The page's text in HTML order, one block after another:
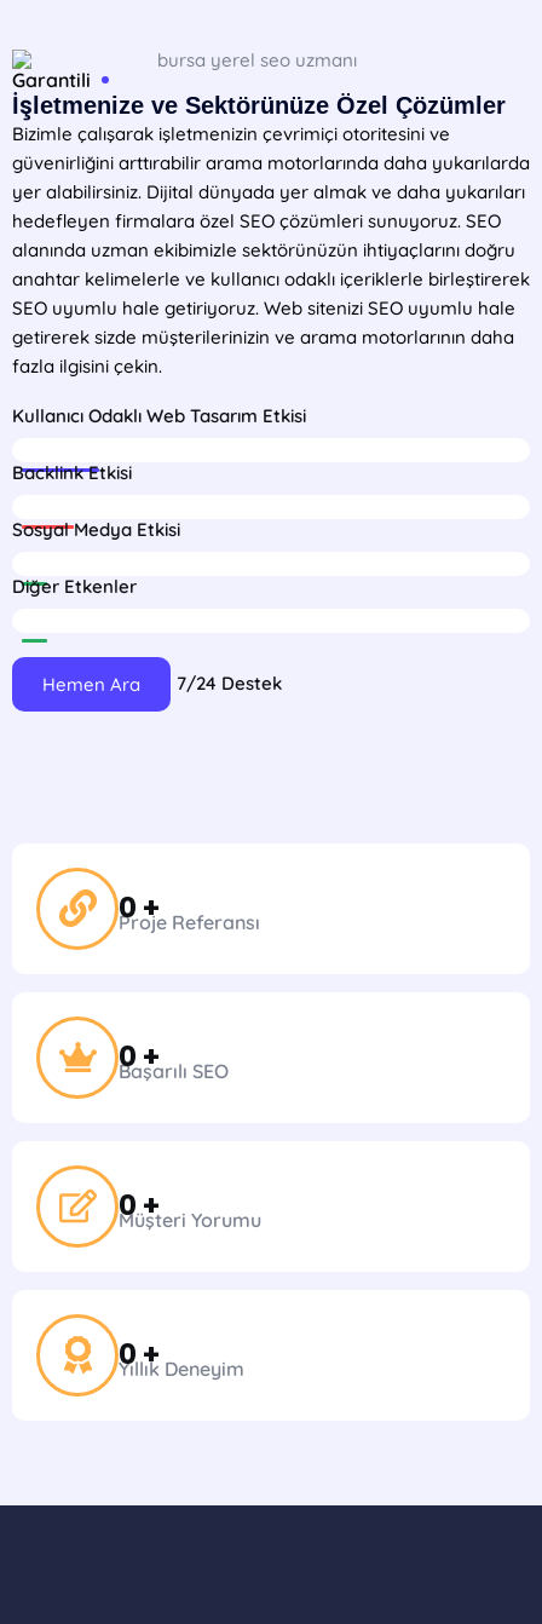
Garantili
İşletmenize ve Sektörünüze Özel Çözümler
Bizimle çalışarak işletmenizin çevrimiçi otoritesini ve
güvenirliğini arttırabilir arama motorlarında daha yukarılarda
yer alabilirsiniz. Dijital dünyada yer almak ve daha yukarıları
hedefleyen firmalara özel SEO çözümleri sunuyoruz. SEO
alanında uzman ekibimizle sektörünüzün ihtiyaçlarını doğru
anahtar kelimelerle ve kullanıcı odaklı içeriklerle birleştirerek
SEO uyumlu hale getiriyoruz. Web sitenizi SEO uyumlu hale
getirerek sizde müşterilerinizin ve arama motorlarının daha
fazla ilgisini çekin.
Kullanıcı Odaklı Web Tasarım Etkisi
Backlink Etkisi
Sosyal Medya Etkisi
Diğer Etkenler
Hemen Ara 7/24 Destek
Proje Referansı
0 +
Başarılı SEO
0 +
Müşteri Yorumu
0 +
Yıllık Deneyim
0 +